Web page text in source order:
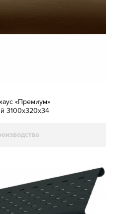
«Премиум»
3100х320х34